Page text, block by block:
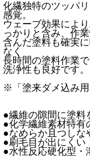
化繊独特のツッパ
感覚。
ウェーブ効果によ
っかりと含み、作
含んだ塗料も確実
なく
長時間の塗料作業
洗浄性も良好です。
※「塗来ダメ込み
●繊維の隙間に塗料
●化学繊維素材特有
●なめらか且つしな
●刷毛目が出にくい
●水性反応硬化型・